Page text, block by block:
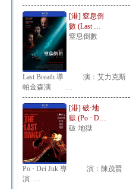
[港] 窒息倒
數 (Last …
窒息倒數
Last Breath 導 演：艾力克斯
帕金森演 …
[港] 破·地
獄 (Po · D…
破·地獄
Po · Dei Juk 導 演：陳茂賢
演 …